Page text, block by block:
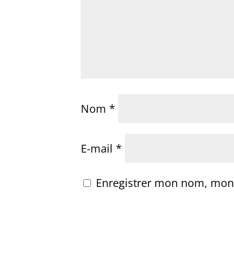
Nom*
E-mail*
Enregistrer mon nom,